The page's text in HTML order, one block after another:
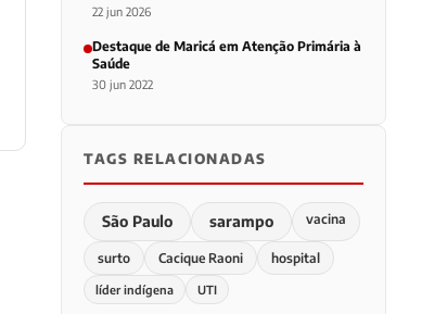
22 jun 2026
Destaque de Maricá em Atenção Primária à
Saúde
30 jun 2022
TAGS RELACIONADAS
São Paulo sarampo vacina
surto Cacique Raoni hospital
líder indígena UTI